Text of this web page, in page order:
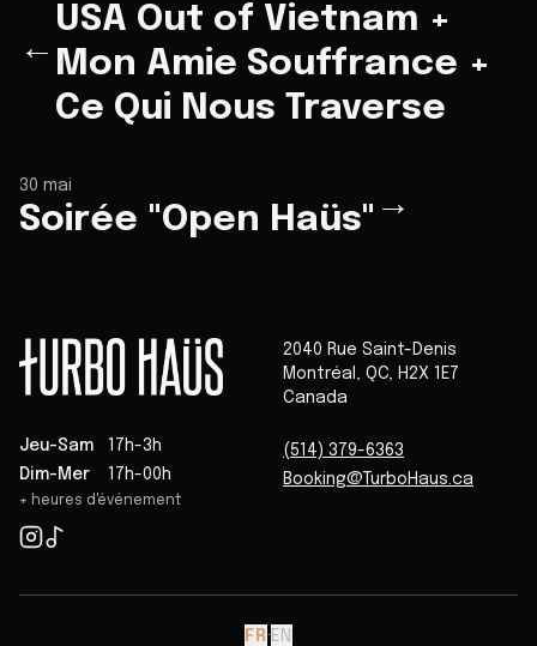
←
USA Out of Vietnam +
Mon Amie Souffrance +
Ce Qui Nous Traverse
30 mai
Soirée "Open Haüs" →
Jeu-Sam
17h-3h
Dim-Mer
17h-00h
+ heures d'événement
2040 Rue Saint-Denis
Montréal , QC, H2X 1E7
Canada
(514) 379-6363
Booking@TurboHaus.ca
FR· EN